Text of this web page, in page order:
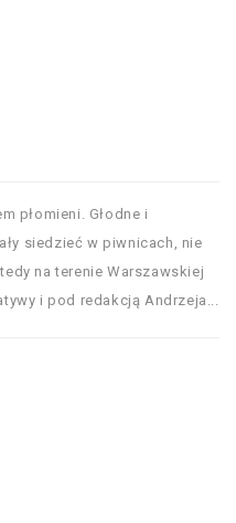
płomieni. Głodne i
siedzieć w piwnicach, nie
na terenie Warszawskiej
i pod redakcją Andrzeja...